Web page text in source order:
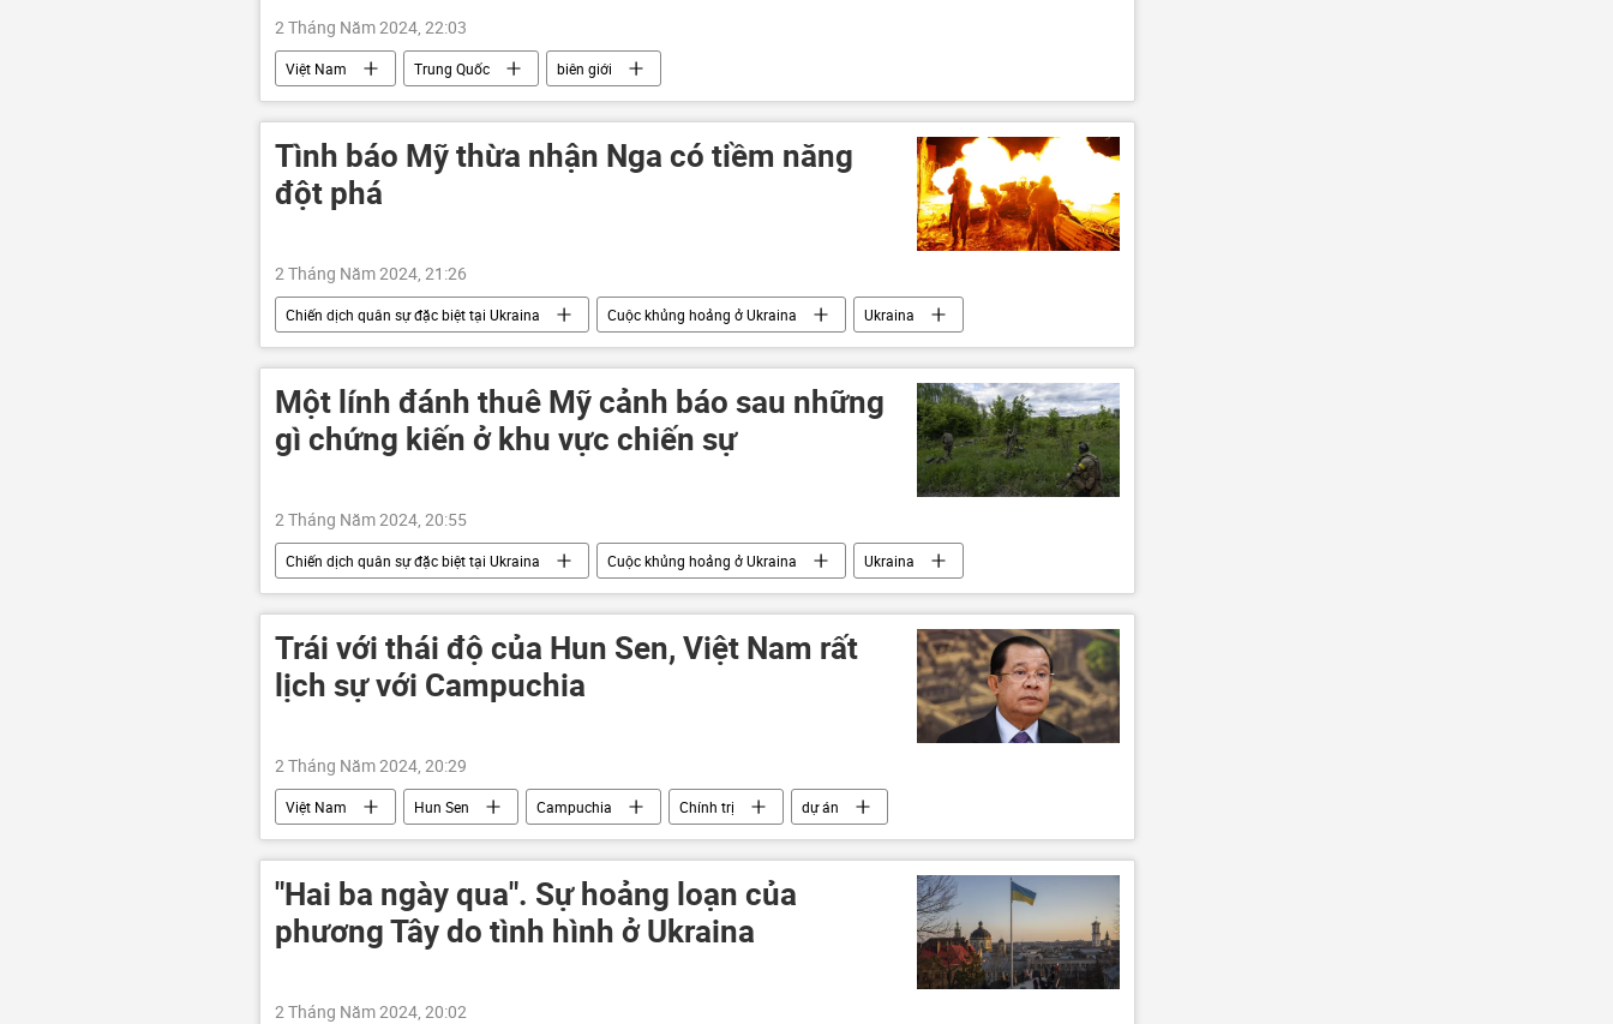
2 Tháng Năm 2024, 22:03
Việt Nam Trung Quốc biên giới
Tình báo Mỹ thừa nhận Nga có tiềm năng
đột phá
2 Tháng Năm 2024, 21:26
Chiến dịch quân sự đặc biệt tại Ukraina Cuộc khủng hoảng ở Ukraina
Ukraina
xung đột quân sự
Nga Thế giới Hoa Kỳ
Một lính đánh thuê Mỹ cảnh báo sau những
gì chứng kiến ở khu vực chiến sự
2 Tháng Năm 2024, 20:55
Chiến dịch quân sự đặc biệt tại Ukraina Cuộc khủng hoảng ở Ukraina
Ukraina
Thế giới
xung đột quân sự Hoa Kỳ
Trái với thái độ của Hun Sen, Việt Nam rất
lịch sự với Campuchia
2 Tháng Năm 2024, 20:29
Việt Nam Hun Sen Campuchia Chính trị dự án
"Hai ba ngày qua". Sự hoảng loạn của
phương Tây do tình hình ở Ukraina
2 Tháng Năm 2024, 20:02